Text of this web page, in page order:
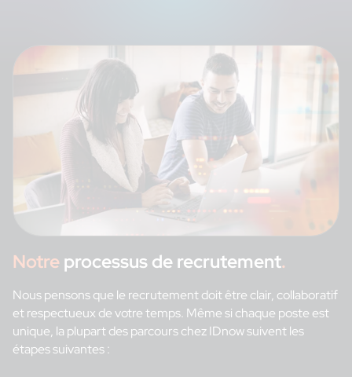
Notreprocessus de recrutement.
Nous pensons que le recrutement doit être clair, collaboratif
et respectueux de votre temps. Même si chaque poste est
unique, la plupart des parcours chez IDnow suivent les
étapes suivantes :